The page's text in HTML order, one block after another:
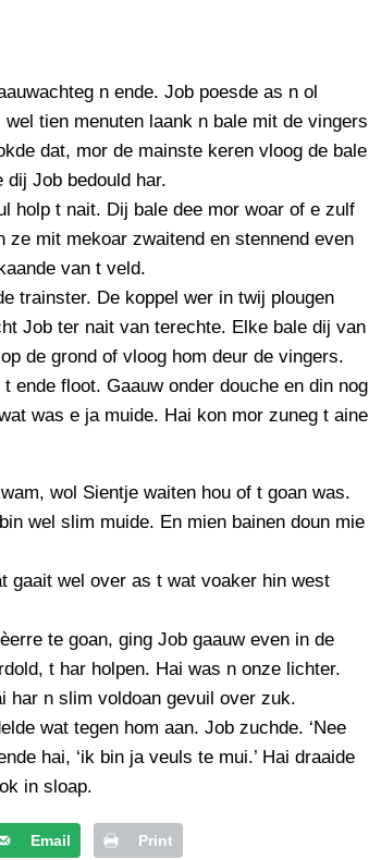
n ende. Job poesde as n ol
tien menuten laank n bale mit de vingers
dat, mor de mainste keren vloog de bale
dij Job bedould har.
holp t nait. Dij bale dee mor woar of e zulf
ze mit mekoar zwaitend en stennend even
van t veld.
trainster. De koppel wer in twij plougen
Job ter nait van terechte. Elke bale dij van
de grond of vloog hom deur de vingers.
ende floot. Gaauw onder douche en din nog
was e ja muide. Hai kon mor zuneg t aine
wol Sientje waiten hou of t goan was.
wel slim muide. En mien bainen doun mie
gaait wel over as t wat voaker hin west
te goan, ging Job gaauw even in de
t har holpen. Hai was n onze lichter.
har n slim voldoan gevuil over zuk.
wat tegen hom aan. Job zuchde. ‘Nee
hai, ‘ik bin ja veuls te mui.’ Hai draaide
in sloap.
Email Print